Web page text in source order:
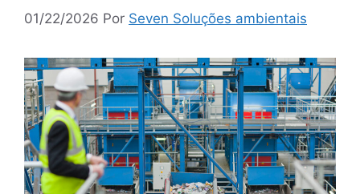
01/22/2026 Por Seven Soluções ambientais